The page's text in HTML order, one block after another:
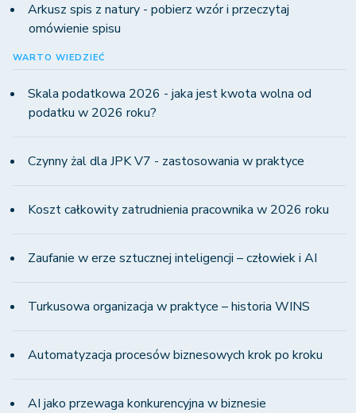
Arkusz spis z natury - pobierz wzór i przeczytaj
omówienie spisu
WARTO WIEDZIEĆ
Skala podatkowa 2026 - jaka jest kwota wolna od
podatku w 2026 roku?
Czynny żal dla JPK V7 - zastosowania w praktyce
Koszt całkowity zatrudnienia pracownika w 2026 roku
Zaufanie w erze sztucznej inteligencji – człowiek i AI
Turkusowa organizacja w praktyce – historia WINS
Automatyzacja procesów biznesowych krok po kroku
AI jako przewaga konkurencyjna w biznesie